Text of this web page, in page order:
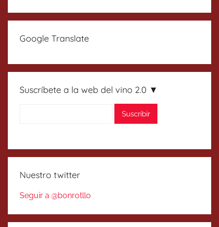
Google Translate
Suscríbete a la web del vino 2.0 ▼
Nuestro twitter
Seguir a @bonrotllo